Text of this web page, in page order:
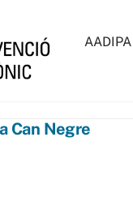
AADIPA
Can Negre